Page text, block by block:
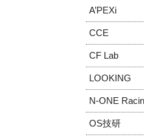
A’PEXi
CCE
CF Lab
LOOKING
N-ONE
OS技研